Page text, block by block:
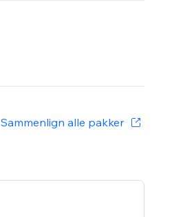
Sammenlign alle pakker